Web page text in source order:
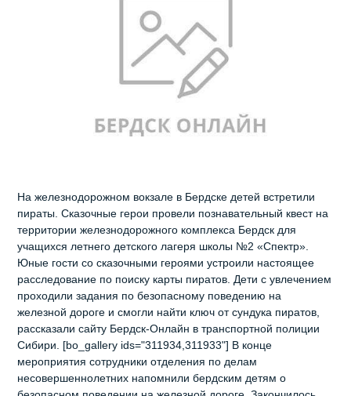
На железнодорожном вокзале в Бердске детей встретили
пираты. Сказочные герои провели познавательный квест на
территории железнодорожного комплекса Бердск для
учащихся летнего детского лагеря школы №2 «Спектр».
Юные гости со сказочными героями устроили настоящее
расследование по поиску карты пиратов. Дети с увлечением
проходили задания по безопасному поведению на
железной дороге и смогли найти ключ от сундука пиратов,
рассказали сайту Бердск-Онлайн в транспортной полиции
Сибири. [bo_gallery ids="311934,311933"] В конце
мероприятия сотрудники отделения по делам
несовершеннолетних напомнили бердским детям о